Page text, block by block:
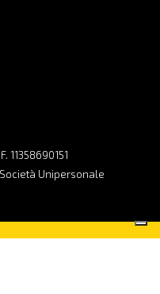
11358690151
Unipersonale